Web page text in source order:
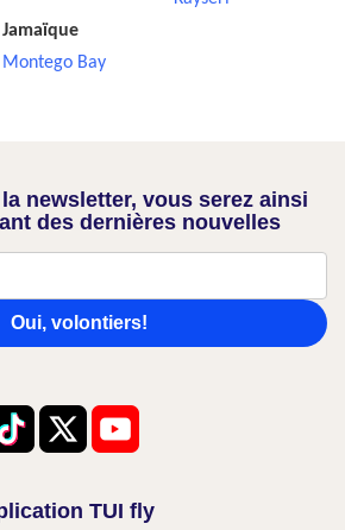
Jamaïque
Montego Bay
newsletter, vous serez ainsi
des dernières nouvelles
Oui, volontiers!
TUI fly